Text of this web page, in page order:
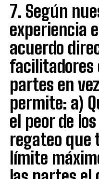
7. Según
experiencia
acuerdo
facilitadores
partes en
permite: a)
el peor de
regateo que
límite